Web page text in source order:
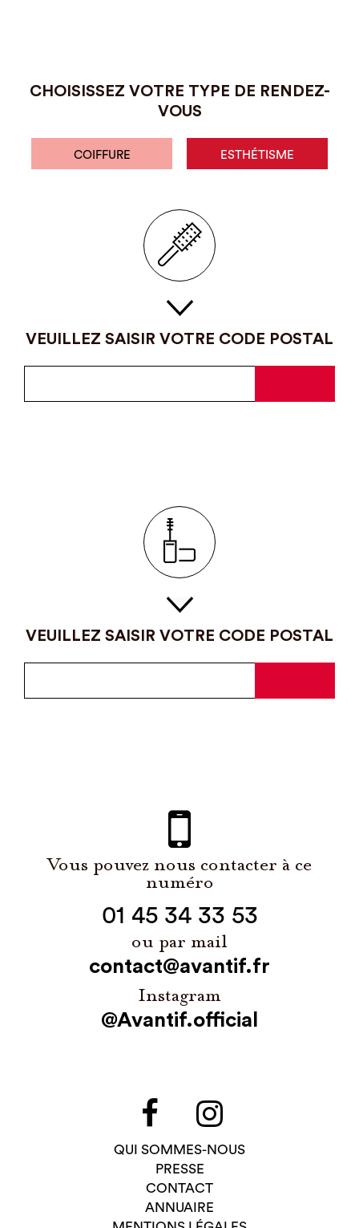
CHOISISSEZ VOTRE TYPE DE RENDEZ-
VOUS
COIFFURE ESTHÉTISME
VEUILLEZ SAISIR VOTRE CODE POSTAL
VEUILLEZ SAISIR VOTRE CODE POSTAL
Vous pouvez nous contacter à ce
numéro
01 45 34 33 53
ou par mail
contact@avantif.fr
Instagram
@Avantif.official
QUI SOMMES-NOUS
PRESSE
CONTACT
ANNUAIRE